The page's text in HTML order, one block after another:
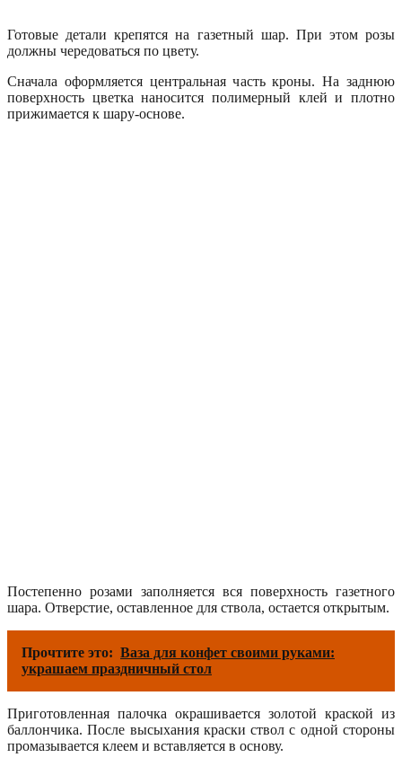
Готовые детали крепятся на газетный шар. При этом розы
должны чередоваться по цвету.
Сначала оформляется центральная часть кроны. На заднюю
поверхность цветка наносится полимерный клей и плотно
прижимается к шару-основе.
Постепенно розами заполняется вся поверхность газетного
шара. Отверстие, оставленное для ствола, остается открытым.
Прочтите это: Ваза для конфет своими руками:
украшаем праздничный стол
Приготовленная палочка окрашивается золотой краской из
баллончика. После высыхания краски ствол с одной стороны
промазывается клеем и вставляется в основу.